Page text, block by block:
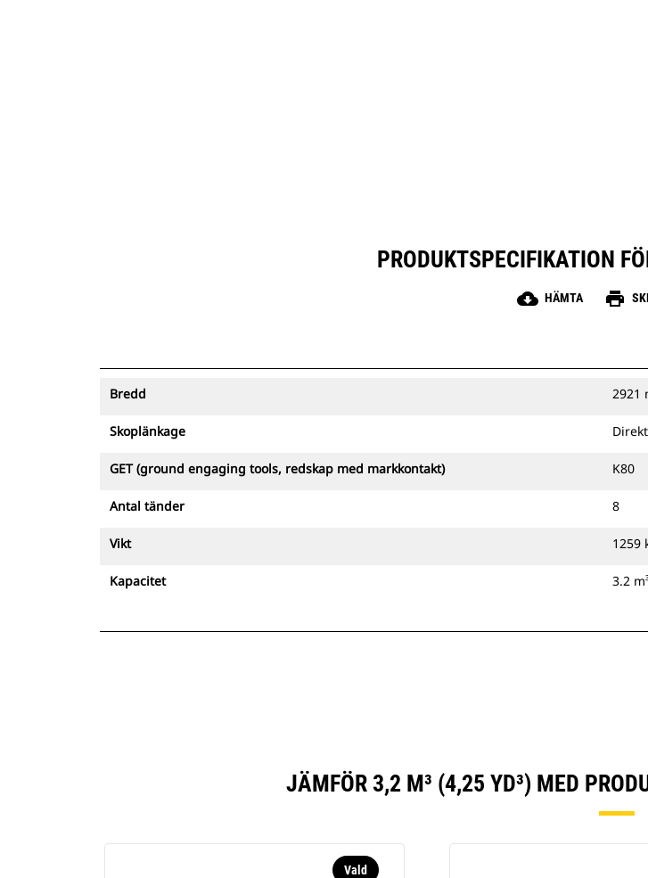
PRODUKTSPECIFIKATION
cloud_download HÄMTA print
Bredd 2921
Skoplänkage
GET (ground engaging tools, redskap med markkontakt) K80
Antal tänder 8
Vikt 1259
Kapacitet 3.2
JÄMFÖR 3,2 M³ (4,25 YD³) MED
Vald